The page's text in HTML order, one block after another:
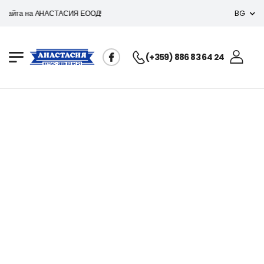
сайта на АНАСТАСИЯ ЕООД! BG
(+359) 886 83 64 24